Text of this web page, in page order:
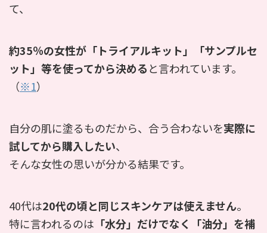
て、
約35％の女性が「トライアルキット」「サンプルセ
ット」等を使ってから決めると言われています。
（※1）
自分の肌に塗るものだから、合う合わないを実際に
試してから購入したい、
そんな女性の思いが分かる結果です。
40代は20代の頃と同じスキンケアは使えません。
特に言われるのは 「水分」だけでなく「油分」を補